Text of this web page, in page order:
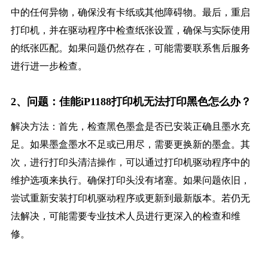
中的任何异物，确保没有卡纸或其他障碍物。最后，重启
打印机，并在驱动程序中检查纸张设置，确保与实际使用
的纸张匹配。如果问题仍然存在，可能需要联系售后服务
进行进一步检查。
2、问题：佳能iP1188打印机无法打印黑色怎么办？
解决方法：首先，检查黑色墨盒是否已安装正确且墨水充
足。如果墨盒墨水不足或已用尽，需要更换新的墨盒。其
次，进行打印头清洁操作，可以通过打印机驱动程序中的
维护选项来执行。确保打印头没有堵塞。如果问题依旧，
尝试重新安装打印机驱动程序或更新到最新版本。若仍无
法解决，可能需要专业技术人员进行更深入的检查和维
修。